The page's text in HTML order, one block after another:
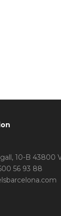
10-B 43800
56 93 88